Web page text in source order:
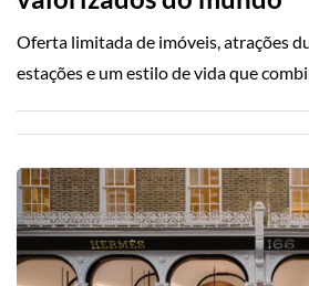
Oferta limitada de imóveis, atrações
estações e um estilo de vida que